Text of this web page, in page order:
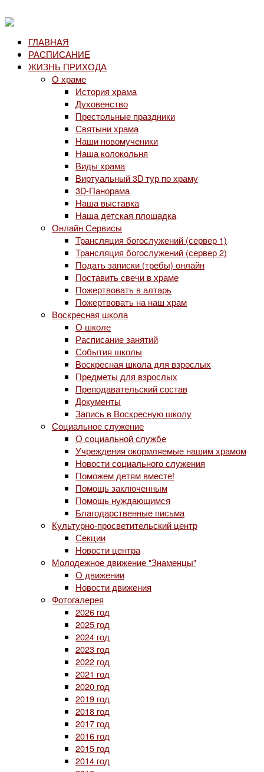
ГЛАВНАЯ
РАСПИСАНИЕ
ЖИЗНЬ ПРИХОДА
О храме
История храма
Духовенство
Престольные праздники
Святыни храма
Наши новомученики
Наша колокольня
Виды храма
Виртуальный 3D тур по храму
3D-Панорама
Наша выставка
Наша детская площадка
Онлайн Сервисы
Трансляция богослужений (сервер 1)
Трансляция богослужений (сервер 2)
Подать записки (требы) онлайн
Поставить свечи в храме
Пожертвовать в алтарь
Пожертвовать на наш храм
Воскресная школа
О школе
Расписание занятий
События школы
Воскресная школа для взрослых
Предметы для взрослых
Преподавательский состав
Документы
Запись в Воскресную школу
Социальное служение
О социальной службе
Учреждения окормляемые нашим храмом
Новости социального служения
Поможем детям вместе!
Помощь заключенным
Помощь нуждающимся
Благодарственные письма
Культурно-просветительский центр
Секции
Новости центра
Молодежное движение "Знаменцы"
О движении
Новости движения
Фотогалерея
2026 год
2025 год
2024 год
2023 год
2022 год
2021 год
2020 год
2019 год
2018 год
2017 год
2016 год
2015 год
2014 год